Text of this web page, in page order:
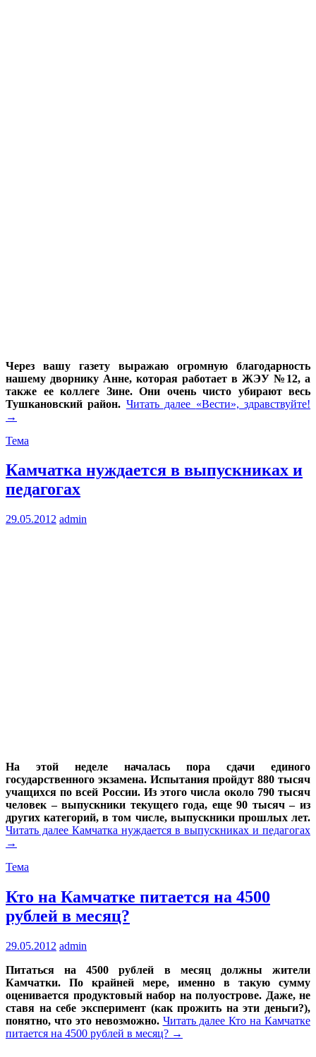
Через вашу газету выражаю огромную благодарность
нашему дворнику Анне, которая работает в ЖЭУ №12, а
также ее коллеге Зине. Они очень чисто убирают весь
Тушкановский район. Читать далее «Вести», здравствуйте!
→
Тема
Камчатка нуждается в выпускниках и
педагогах
29.05.2012 admin
На этой неделе началась пора сдачи единого
государственного экзамена. Испытания пройдут 880 тысяч
учащихся по всей России. Из этого числа около 790 тысяч
человек – выпускники текущего года, еще 90 тысяч – из
других категорий, в том числе, выпускники прошлых лет.
Читать далее Камчатка нуждается в выпускниках и педагогах
→
Тема
Кто на Камчатке питается на 4500
рублей в месяц?
29.05.2012 admin
Питаться на 4500 рублей в месяц должны жители
Камчатки. По крайней мере, именно в такую сумму
оценивается продуктовый набор на полуострове. Даже, не
ставя на себе эксперимент (как прожить на эти деньги?),
понятно, что это невозможно. Читать далееКто на Камчатке
питается на 4500 рублей в месяц? →